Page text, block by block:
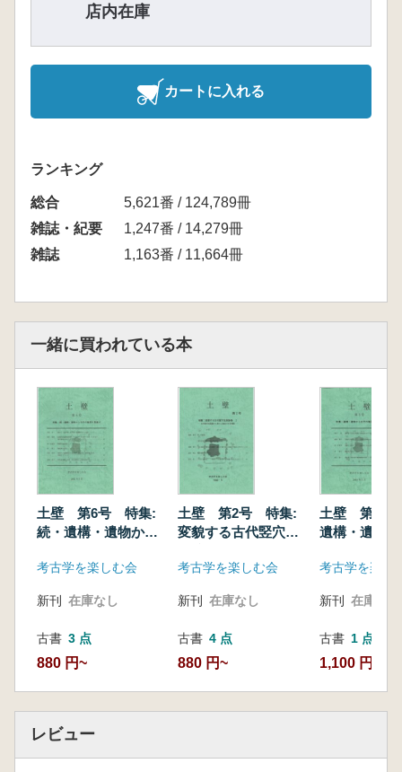
店内在庫
カートに入れる
ランキング
総合
5,621番 / 124,789冊
雑誌・紀要
1,247番 / 14,279冊
雑誌
1,163番 / 11,664冊
一緒に買われている本
土壁 第6号 特集:
続・遺構・遺物から
考古学を楽しむ会
新刊 在庫なし
古書 3 点
880 円~
土壁 第2号 特集:
変貌する古代竪穴住
考古学を楽しむ会
新刊 在庫なし
古書 4 点
880 円~
土壁 第5号
遺構・遺物
考古学を楽し
新刊 在庫なし
古書 1 点
1,100 円
レビュー